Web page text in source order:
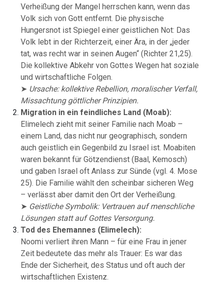
Verheißung der Mangel herrschen kann, wenn das
Volk sich von Gott entfernt. Die physische
Hungersnot ist Spiegel einer geistlichen Not: Das
Volk lebt in der Richterzeit, einer Ära, in der „jeder
tat, was recht war in seinen Augen“ (Richter 21,25).
Die kollektive Abkehr von Gottes Wegen hat soziale
und wirtschaftliche Folgen.
➤ Ursache: kollektive Rebellion, moralischer Verfall,
Missachtung göttlicher Prinzipien.
Migration in ein feindliches Land (Moab):
Elimelech zieht mit seiner Familie nach Moab –
einem Land, das nicht nur geographisch, sondern
auch geistlich ein Gegenbild zu Israel ist. Moabiten
waren bekannt für Götzendienst (Baal, Kemosch)
und gaben Israel oft Anlass zur Sünde (vgl. 4. Mose
25). Die Familie wählt den scheinbar sicheren Weg
– verlässt aber damit den Ort der Verheißung.
➤ Geistliche Symbolik: Vertrauen auf menschliche
Lösungen statt auf Gottes Versorgung.
Tod des Ehemannes (Elimelech):
Noomi verliert ihren Mann – für eine Frau in jener
Zeit bedeutete das mehr als Trauer: Es war das
Ende der Sicherheit, des Status und oft auch der
wirtschaftlichen Existenz.